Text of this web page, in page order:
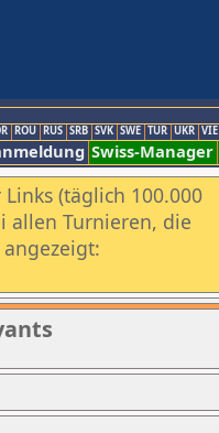
ROU RUS SRB SVK SWE TUR UKR VIE
Swiss-Manager
(täglich 100.000
allen Turnieren, die